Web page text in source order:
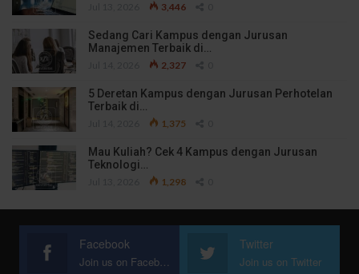
3,446
Sedang Cari Kampus dengan Jurusan
Manajemen Terbaik di…
2,327
5 Deretan Kampus dengan Jurusan Perhotelan
Terbaik di…
1,375
Mau Kuliah? Cek 4 Kampus dengan Jurusan
Teknologi…
1,298
Facebook
Join us on Facebook
Twitter
Join us on Twitter